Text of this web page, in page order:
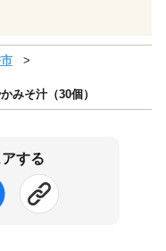
みそ汁（30個）
する